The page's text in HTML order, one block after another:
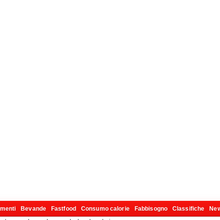
Bevande Fastfood Consumo calorie Fabbisogno Classifiche